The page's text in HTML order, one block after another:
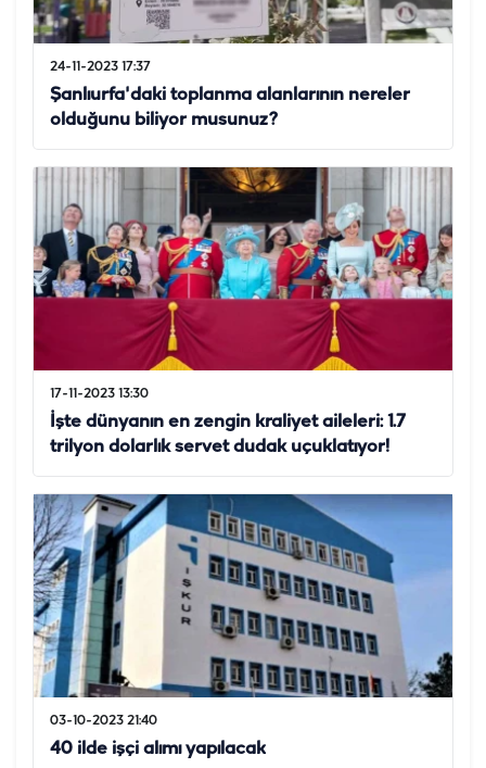
24-11-2023 17:37
Şanlıurfa'daki toplanma alanlarının nereler
olduğunu biliyor musunuz?
17-11-2023 13:30
İşte dünyanın en zengin kraliyet aileleri: 1.7
trilyon dolarlık servet dudak uçuklatıyor!
03-10-2023 21:40
40 ilde işçi alımı yapılacak